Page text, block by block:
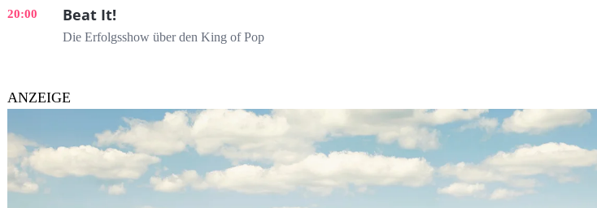
20:00 Beat It!
Die Erfolgsshow über den King of Pop
ANZEIGE